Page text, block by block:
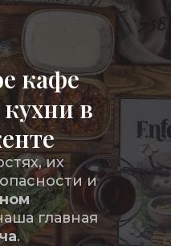
кафе
в
их
и
главная
.